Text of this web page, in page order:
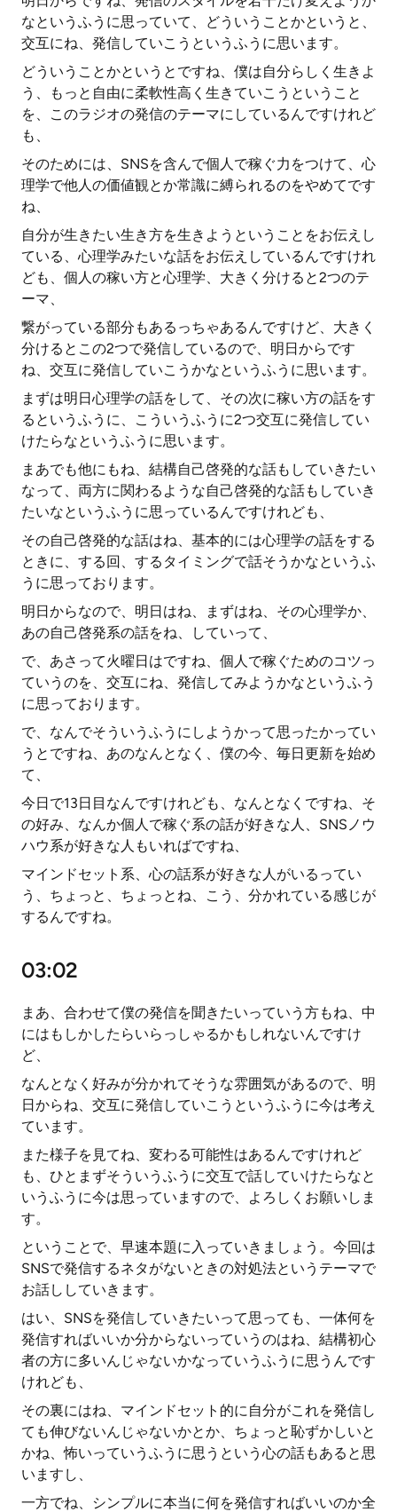
なというふうに思っていて、どういうことかというと、
交互にね、発信していこうというふうに思います。
どういうことかというとですね、僕は自分らしく生きよ
う、もっと自由に柔軟性高く生きていこうということ
を、このラジオの発信のテーマにしているんですけれど
も、
そのためには、SNSを含んで個人で稼ぐ力をつけて、心
理学で他人の価値観とか常識に縛られるのをやめてです
ね、
自分が生きたい生き方を生きようということをお伝えし
ている、心理学みたいな話をお伝えしているんですけれ
ども、個人の稼い方と心理学、大きく分けると2つのテ
ーマ、
繋がっている部分もあるっちゃあるんですけど、大きく
分けるとこの2つで発信しているので、明日からです
ね、交互に発信していこうかなというふうに思います。
まずは明日心理学の話をして、その次に稼い方の話をす
るというふうに、こういうふうに2つ交互に発信してい
けたらなというふうに思います。
まあでも他にもね、結構自己啓発的な話もしていきたい
なって、両方に関わるような自己啓発的な話もしていき
たいなというふうに思っているんですけれども、
その自己啓発的な話はね、基本的には心理学の話をする
ときに、する回、するタイミングで話そうかなというふ
うに思っております。
明日からなので、明日はね、まずはね、その心理学か、
あの自己啓発系の話をね、していって、
で、あさって火曜日はですね、個人で稼ぐためのコツっ
ていうのを、交互にね、発信してみようかなというふう
に思っております。
で、なんでそういうふうにしようかって思ったかってい
うとですね、あのなんとなく、僕の今、毎日更新を始め
て、
今日で13日目なんですけれども、なんとなくですね、そ
の好み、なんか個人で稼ぐ系の話が好きな人、SNSノウ
ハウ系が好きな人もいればですね、
マインドセット系、心の話系が好きな人がいるってい
う、ちょっと、ちょっとね、こう、分かれている感じが
するんですね。
03:02
まあ、合わせて僕の発信を聞きたいっていう方もね、中
にはもしかしたらいらっしゃるかもしれないんですけ
ど、
なんとなく好みが分かれてそうな雰囲気があるので、明
日からね、交互に発信していこうというふうに今は考え
ています。
また様子を見てね、変わる可能性はあるんですけれど
も、ひとまずそういうふうに交互で話していけたらなと
いうふうに今は思っていますので、よろしくお願いしま
す。
ということで、早速本題に入っていきましょう。今回は
SNSで発信するネタがないときの対処法というテーマで
お話ししていきます。
はい、SNSを発信していきたいって思っても、一体何を
発信すればいいか分からないっていうのはね、結構初心
者の方に多いんじゃないかなっていうふうに思うんです
けれども、
その裏にはね、マインドセット的に自分がこれを発信し
ても伸びないんじゃないかとか、ちょっと恥ずかしいと
かね、怖いっていうふうに思うという心の話もあると思
いますし、
一方でね、シンプルに本当に何を発信すればいいのか全